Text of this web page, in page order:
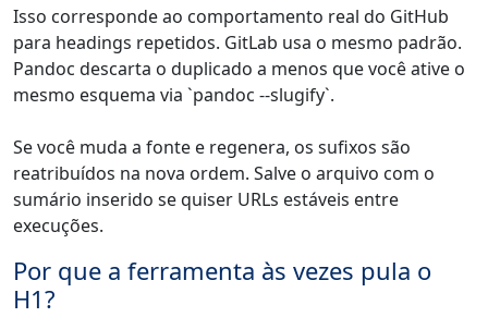
Isso corresponde ao comportamento real do GitHub
para headings repetidos. GitLab usa o mesmo padrão.
Pandoc descarta o duplicado a menos que você ative o
mesmo esquema via `pandoc --slugify`.
Se você muda a fonte e regenera, os sufixos são
reatribuídos na nova ordem. Salve o arquivo com o
sumário inserido se quiser URLs estáveis entre
execuções.
Por que a ferramenta às vezes pula o
H1?